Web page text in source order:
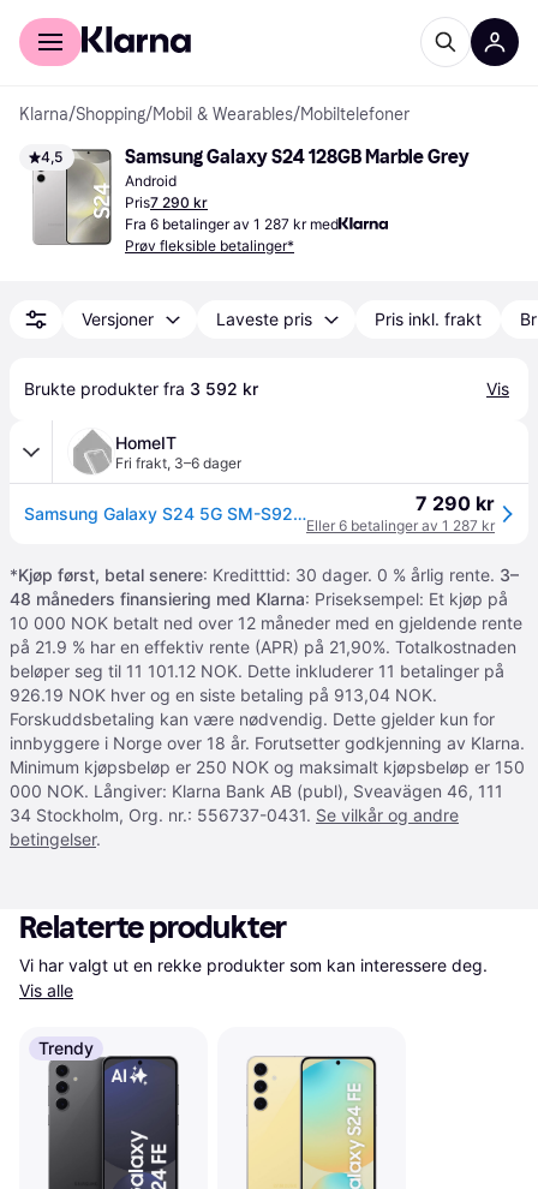
For kunder
Klarna/Shopping/Mobil & Wearables/Mobiltelefoner
4,5 Samsung Galaxy S24 128GB Marble Grey
Android
Pris7 290 kr
Fra 6 betalinger av 1 287 kr med
Prøv fleksible betalinger*
Versjoner Laveste pris Pris inkl. frakt
Brukte produkter fra 3 592 kr Vis
HomeIT
Fri frakt, 3–6 dager
Samsung Galaxy S24 5G SM-S921B 8GB RAM 128GB Marble Grey 7 290 kr
Eller 6 betalinger av 1 287 kr
*Kjøp først, betal senere: Kreditttid: 30 dager. 0 % årlig rente. 3–
48 måneders finansiering med Klarna: Priseksempel: Et kjøp på
10 000 NOK betalt ned over 12 måneder med en gjeldende rente
på 21.9 % har en effektiv rente (APR) på 21,90%. Totalkostnaden
beløper seg til 11 101.12 NOK. Dette inkluderer 11 betalinger på
926.19 NOK hver og en siste betaling på 913,04 NOK.
Forskuddsbetaling kan være nødvendig. Dette gjelder kun for
innbyggere i Norge over 18 år. Forutsetter godkjenning av Klarna.
Minimum kjøpsbeløp er 250 NOK og maksimalt kjøpsbeløp er 150
000 NOK. Långiver: Klarna Bank AB (publ), Sveavägen 46, 111
34 Stockholm, Org. nr.: 556737-0431. Se vilkår og andre
betingelser.
Relaterte produkter
Vis alle
Trendy